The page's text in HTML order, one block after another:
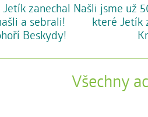
zanechal
a sebrali!
Beskydy!
Našli jsme už
které Jetík
Všechny